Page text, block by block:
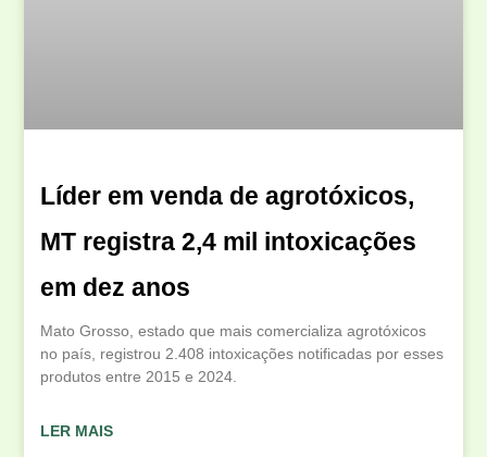
Líder em venda de agrotóxicos,
MT registra 2,4 mil intoxicações
em dez anos
Mato Grosso, estado que mais comercializa agrotóxicos
no país, registrou 2.408 intoxicações notificadas por esses
produtos entre 2015 e 2024.
LER MAIS